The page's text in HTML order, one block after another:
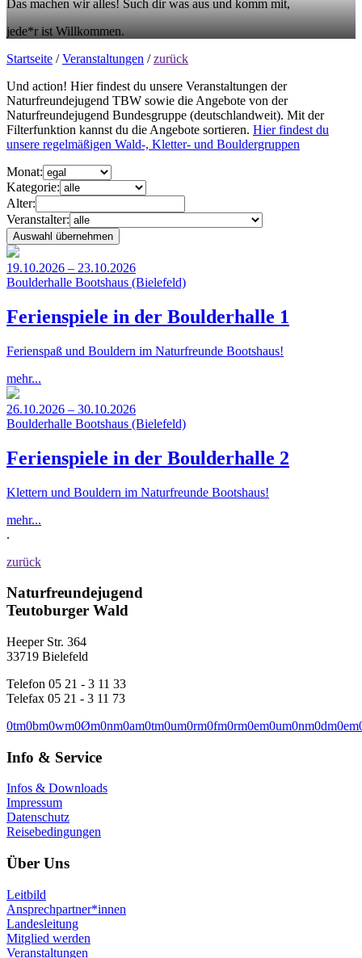
Das machen wir alles! Such dir was aus und komm mit,
jede*r ist Willkommen.
Startseite /Veranstaltungen /zurück
Und action! Hier findest du unsere Veranstaltungen der
Naturfreundejugend TBW sowie die Angebote von der
Naturfreundejugend Bundesgruppe (deutschlandweit). Mit der
Filterfunktion kannst du die Angebote sortieren. Hier findest du
unsere regelmäßigen Wald-, Kletter- und Bouldergruppen
Monat:
Kategorie:
Alter:
Veranstalter:
19.10.2026 – 23.10.2026
Boulderhalle Bootshaus (Bielefeld)
Ferienspiele in der Boulderhalle 1
Ferienspaß und Bouldern im Naturfreunde Bootshaus!
mehr...
26.10.2026 – 30.10.2026
Boulderhalle Bootshaus (Bielefeld)
Ferienspiele in der Boulderhalle 2
Klettern und Bouldern im Naturfreunde Bootshaus!
mehr...
.
zurück
Naturfreundejugend
Teutoburger Wald
Heeper Str. 364
33719 Bielefeld
Telefon 05 21 - 3 11 33
Telefax 05 21 - 3 11 73
0tm0bm0wm0Øm0nm0am0tm0um0rm0fm0rm0em0um0nm0dm0em
Info & Service
Infos & Downloads
Impressum
Datenschutz
Reisebedingungen
Über Uns
Leitbild
Ansprechpartner*innen
Landesleitung
Mitglied werden
Veranstaltungen